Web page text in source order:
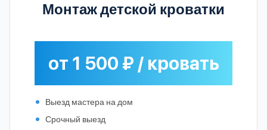
Монтаж детской кроватки
от 1 500 ₽ / кровать
Выезд мастера на дом
Срочный выезд